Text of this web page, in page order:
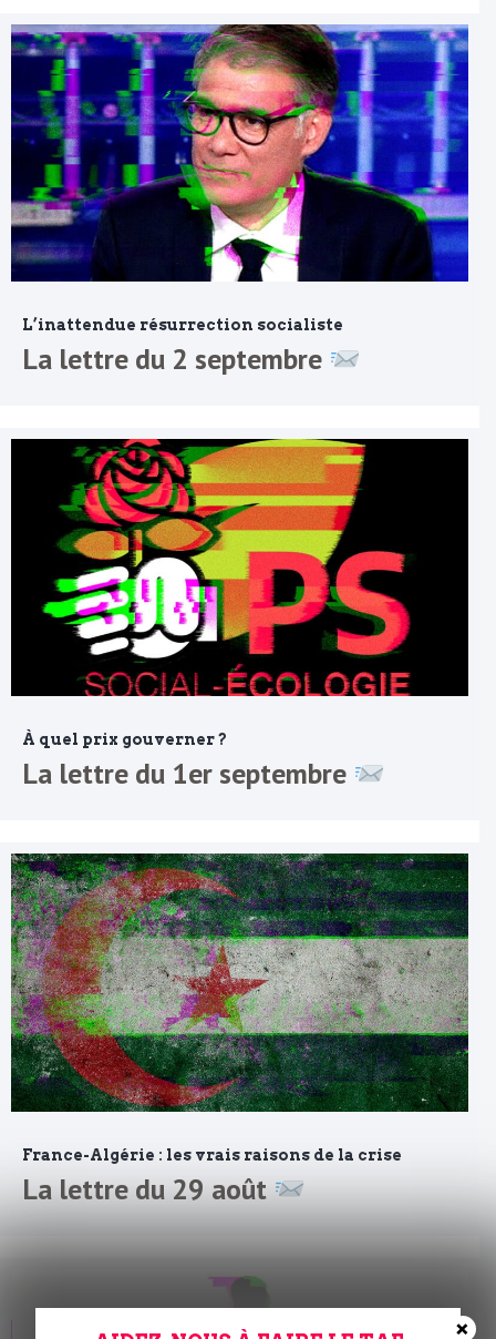
L’inattendue résurrection socialiste
La lettre du 2 septembre
À quel prix gouverner ?
La lettre du 1er septembre
France-Algérie : les vrais raisons de la crise
La lettre du 29 août
×